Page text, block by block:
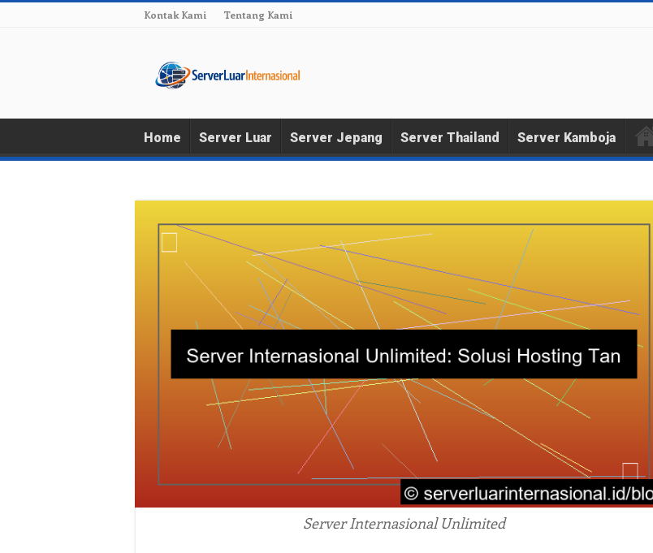
Kontak Kami Tentang Kami
Home Server Luar Server Jepang Server Thailand Server Kamboja
Server Internasional Unlimited